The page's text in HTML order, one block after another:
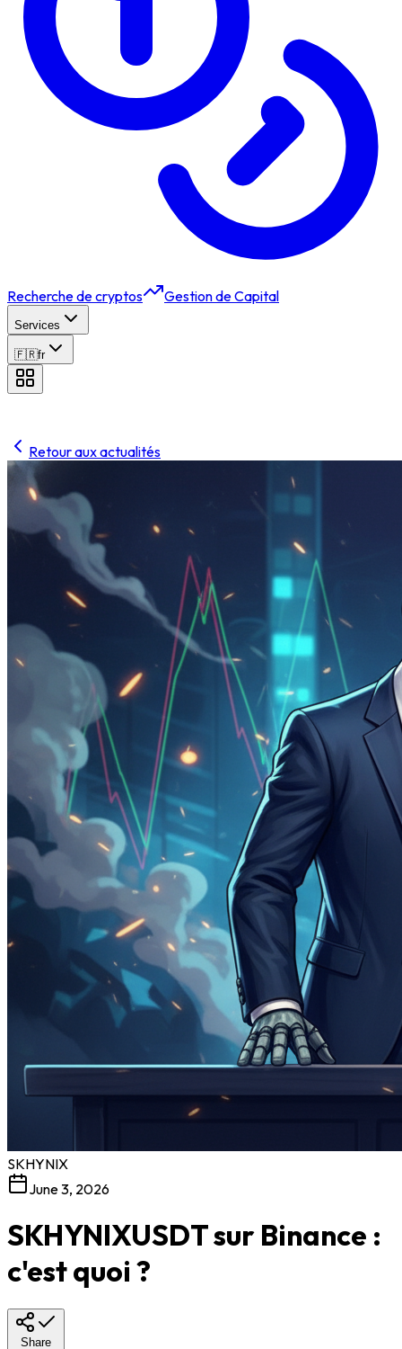
Recherche de cryptos Gestion de Capital
Services
🇫🇷fr
Retour aux actualités
SKHYNIX
June 3, 2026
SKHYNIXUSDT sur Binance :
c'est quoi ?
Share